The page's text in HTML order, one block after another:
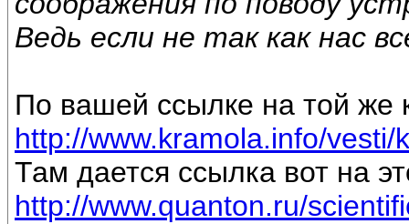
Ведь если не так как нас
По вашей ссылке на той же
http://www.kramola.info/
Там дается ссылка вот на
http://www.quanton.ru/